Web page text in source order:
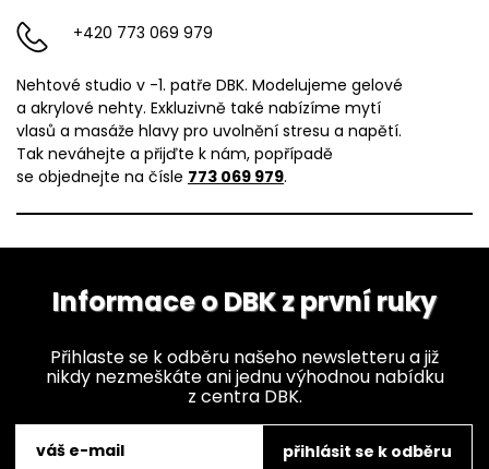
Nehtové studio v -1. patře DBK. Modelujeme gelové
a akrylové nehty. Exkluzivně také nabízíme mytí
vlasů a masáže hlavy pro uvolnění stresu a napětí.
Tak neváhejte a přijďte k nám, popřípadě
se objednejte na čísle 773 069 979.
+420 773 069 979
Informace o DBK z první ruky
Přihlaste se k odběru našeho newsletteru a již
nikdy nezmeškáte ani jednu výhodnou nabídku
z centra DBK.
přihlásit se k odběru